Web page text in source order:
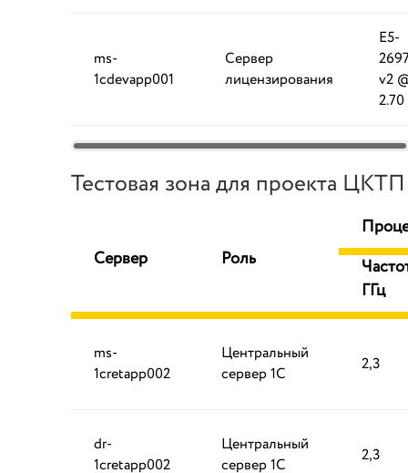
ms-
1cdevapp001
Сервер
лицензирования
E5-
v2
2.70
Тестовая зона для проекта ЦКТП
Сервер Роль
ГГц
ms-
1cretapp002
Центральный
сервер 1С
2,3
dr-
1cretapp002
Центральный
сервер 1С
2,3